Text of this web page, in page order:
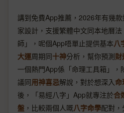
講到免費App推薦，2026年有幾
家設計，支援繁體中文同本地曆
師」，呢個App唔單止提供基本八
大運周期同十神分析，幫你預測
一個熱門App係「命理工具箱」，
議同用神喜忌解說，對於想深入命
後，「易經八字」App就專注於合
盤 ，比較兩個人嘅八字命學配對